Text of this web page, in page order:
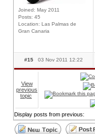
Joined: May 2011
Posts: 45
Location: Las Palmas de
Gran Canaria
#15 03 Nov 2011 12:22
View
previous
topic
Display posts from previous: